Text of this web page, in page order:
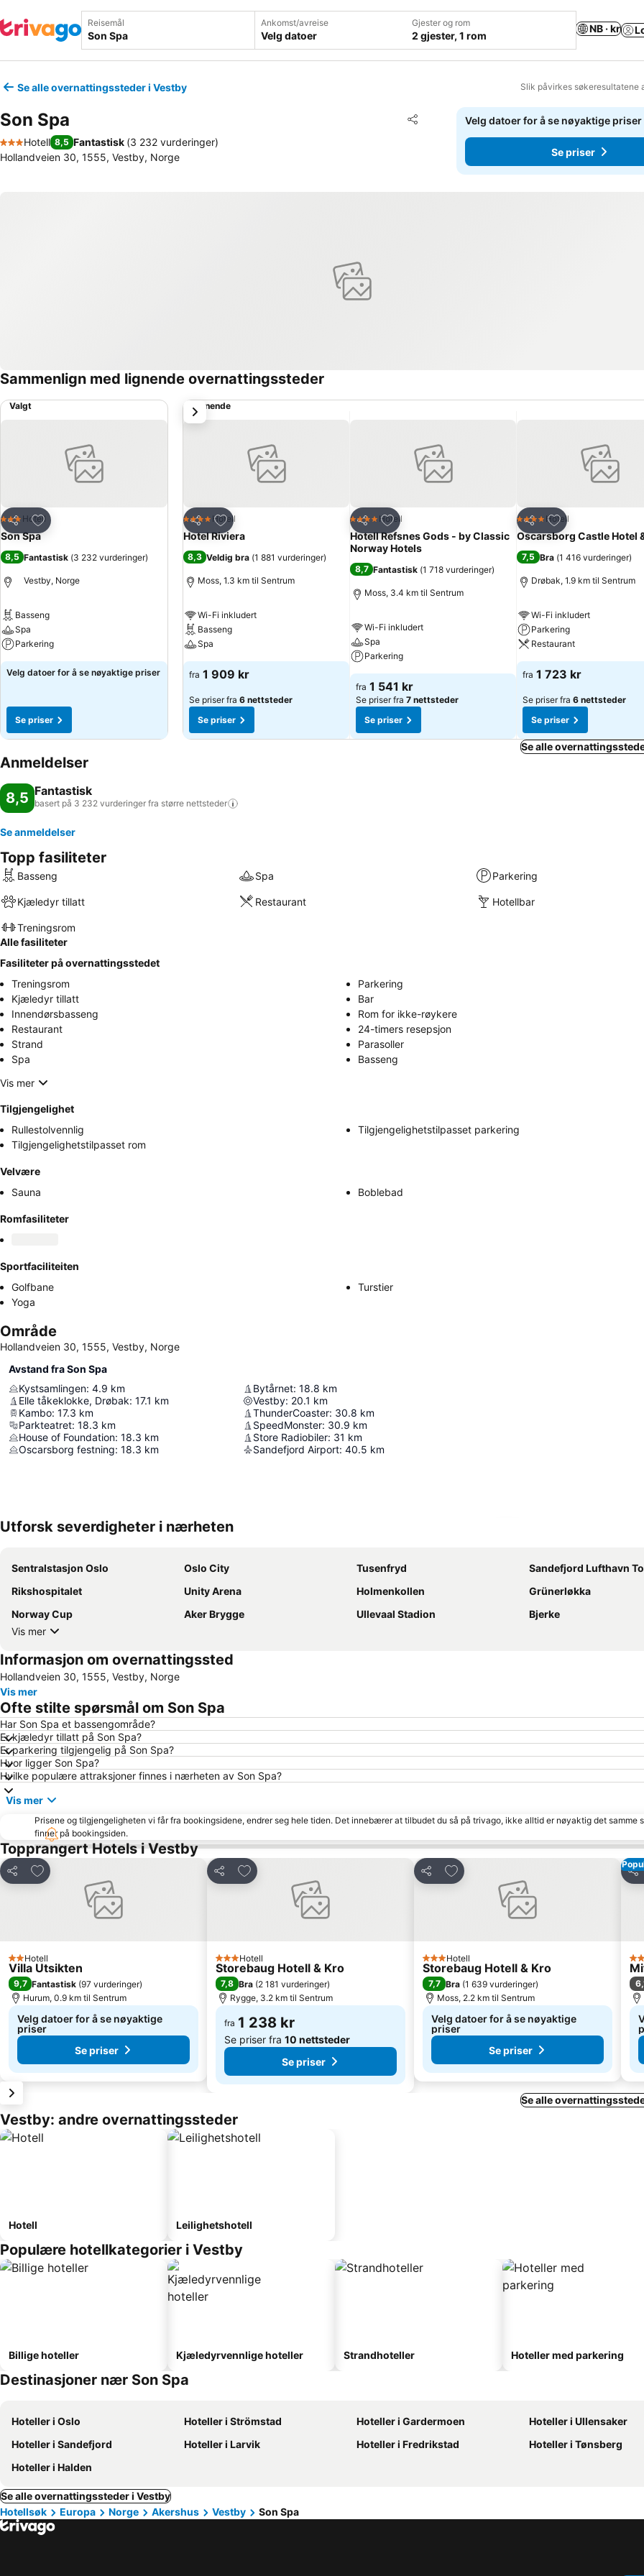
Reisemål Ankomst/avreise
Velg datoer
Gjester og rom
2 gjester, 1 rom
NB · kr
Se alle overnattingssteder i Vestby Slik påvirkes søkeresultatene
Son Spa Del
Legg til i favoritter
3 Stjerner
Hotell 8,5 Fantastisk (3 232 vurderinger)
Hollandveien 30, 1555, Vestby, Norge
Velg datoer for å se nøyaktige priser
Se priser
Sammenlign med lignende overnattingssteder
Valgt
Del
Legg til i favoritter
3 Stjerner
Hotell
Son Spa
8,5 Fantastisk (3 232 vurderinger)
Vestby, Norge
Basseng
Spa
Parkering
Velg datoer for å se nøyaktige priser
Se priser
Lignende
Del
Legg til i favoritter
4 StjernerHotell
Hotel Riviera
8,3 Veldig bra (1 881 vurderinger)
Moss, 1.3 km til Sentrum
Wi-Fi inkludert
Basseng
Spa
fra 1 909 kr
Se priser fra 6 nettsteder
Se priser
Del
Legg til i favoritter
4 StjernerHotell
Hotell Refsnes Gods - by Classic
Norway Hotels
8,7 Fantastisk (1 718 vurderinger)
Moss, 3.4 km til Sentrum
Wi-Fi inkludert
Spa
Parkering
fra 1 541 kr
Se priser fra 7 nettsteder
Se priser
Del
Legg til i
4 StjernerHotell
Oscarsborg Castle Hotel
7,5 Bra (1 416 vurderinger)
Drøbak, 1.9 km til Sentrum
Wi-Fi inkludert
Parkering
Restaurant
fra 1 723 kr
Se priser fra 6 nettsteder
Se priser
Neste
Se alle
Anmeldelser
8,5 Fantastisk
basert på 3 232 vurderinger fra større nettsteder
Se anmeldelser
Topp fasiliteter
Basseng Spa Parkering
Kjæledyr tillatt Restaurant Hotellbar
Treningsrom
Alle fasiliteter
Fasiliteter på overnattingsstedet
Treningsrom
Parkering
Kjæledyr tillatt
Bar
Innendørsbasseng
Rom for ikke-røykere
Restaurant
24-timers resepsjon
Strand
Parasoller
Spa
Basseng
Vis mer
Tilgjengelighet
Rullestolvennlig
Tilgjengelighetstilpasset parkering
Tilgjengelighetstilpasset rom
Velvære
Sauna
Boblebad
Romfasiliteter
Sportfaciliteiten
Golfbane
Turstier
Yoga
Område
Hollandveien 30, 1555, Vestby, Norge
Avstand fra Son Spa
Kystsamlingen: 4.9 km
Elle tåkeklokke, Drøbak: 17.1 km
Kambo: 17.3 km
Parkteatret: 18.3 km
House of Foundation: 18.3 km
Oscarsborg festning: 18.3 km
Bytårnet: 18.8 km
Vestby: 20.1 km
ThunderCoaster: 30.8 km
SpeedMonster: 30.9 km
Store Radiobiler: 31 km
Sandefjord Airport: 40.5 km
Utforsk severdigheter i nærheten
Sentralstasjon Oslo Oslo City Tusenfryd
Sandefjord Lufthavn
Rikshospitalet
Unity Arena Holmenkollen
Grünerløkka
Norway Cup
Aker Brygge Ullevaal Stadion
Bjerke
Vis mer
Informasjon om overnattingssted
Hollandveien 30, 1555, Vestby, Norge
Vis mer
Ofte stilte spørsmål om Son Spa
Har Son Spa et bassengområde?
Er kjæledyr tillatt på Son Spa?
Er parkering tilgjengelig på Son Spa?
Hvor ligger Son Spa?
Hvilke populære attraksjoner finnes i nærheten av Son Spa?
Vis mer
Prisene og tilgjengeligheten vi får fra bookingsidene, endrer seg hele tiden. Det innebærer at tilbudet du så på trivago, ikke alltid er nøyaktig det samme
finner på bookingsiden.
Topprangert Hotels i Vestby
Del
Legg til i favoritter
2 Stjerner
Hotell
Villa Utsikten
9,7 Fantastisk (97 vurderinger)
Hurum, 0.9 km til Sentrum
Velg datoer for å se nøyaktige
priser
Se priser
Del
Legg til i favoritter
3 Stjerner
Hotell
Storebaug Hotell & Kro
7,8 Bra (2 181 vurderinger)
Rygge, 3.2 km til Sentrum
fra 1 238 kr
Se priser fra 10 nettsteder
Se priser
Del
Legg til i favoritter
3 Stjerner
Hotell
Storebaug Hotell & Kro
7,7 Bra (1 639 vurderinger)
Moss, 2.2 km til Sentrum
Velg datoer for å se nøyaktige
priser
Se priser
Del
3
Se alle
Vestby: andre overnattingssteder
Hotell Leilighetshotell
Populære hotellkategorier i Vestby
Billige hoteller Kjæledyrvennlige hoteller Strandhoteller Hoteller med parkering
Destinasjoner nær Son Spa
Hoteller i Oslo Hoteller i Strömstad Hoteller i Gardermoen
Hoteller i Ullensaker
Hoteller i Sandefjord
Hoteller i Larvik Hoteller i Fredrikstad
Hoteller i Tønsberg
Hoteller i Halden
Se alle overnattingssteder i Vestby
Hotellsøk
Europa Norge Akershus Vestby Son Spa